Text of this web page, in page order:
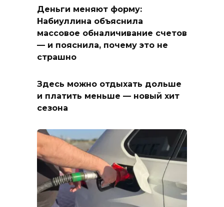
Деньги меняют форму:
Набиуллина объяснила
массовое обналичивание счетов
— и пояснила, почему это не
страшно
Здесь можно отдыхать дольше
и платить меньше — новый хит
сезона